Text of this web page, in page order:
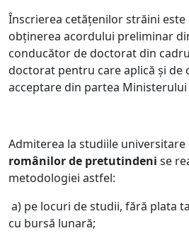
Înscrierea cetățenilor străini
obținerea acordului preliminar
conducător de doctorat din
doctorat pentru care aplică și de
acceptare din partea Ministerului
Admiterea la studiile
românilor de pretutindeni se
metodologiei astfel:
a) pe locuri de studii, fără plata
cu bursă lunară;